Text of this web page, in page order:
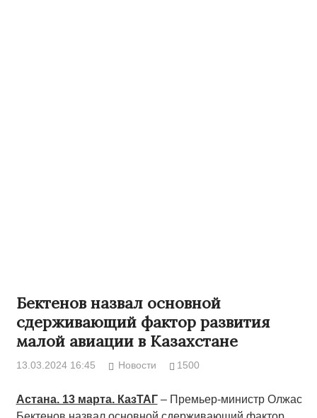
Бектенов назвал основной
сдерживающий фактор развития
малой авиации в Казахстане
13.03.2024 16:45 Новости 1500
Астана. 13 марта. КазТАГ– Премьер-министр Олжас